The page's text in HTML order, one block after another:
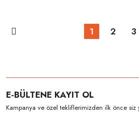
1 2 3
E-BÜLTENE KAYIT OL
Kampanya ve özel tekliflerimizden ilk önce siz